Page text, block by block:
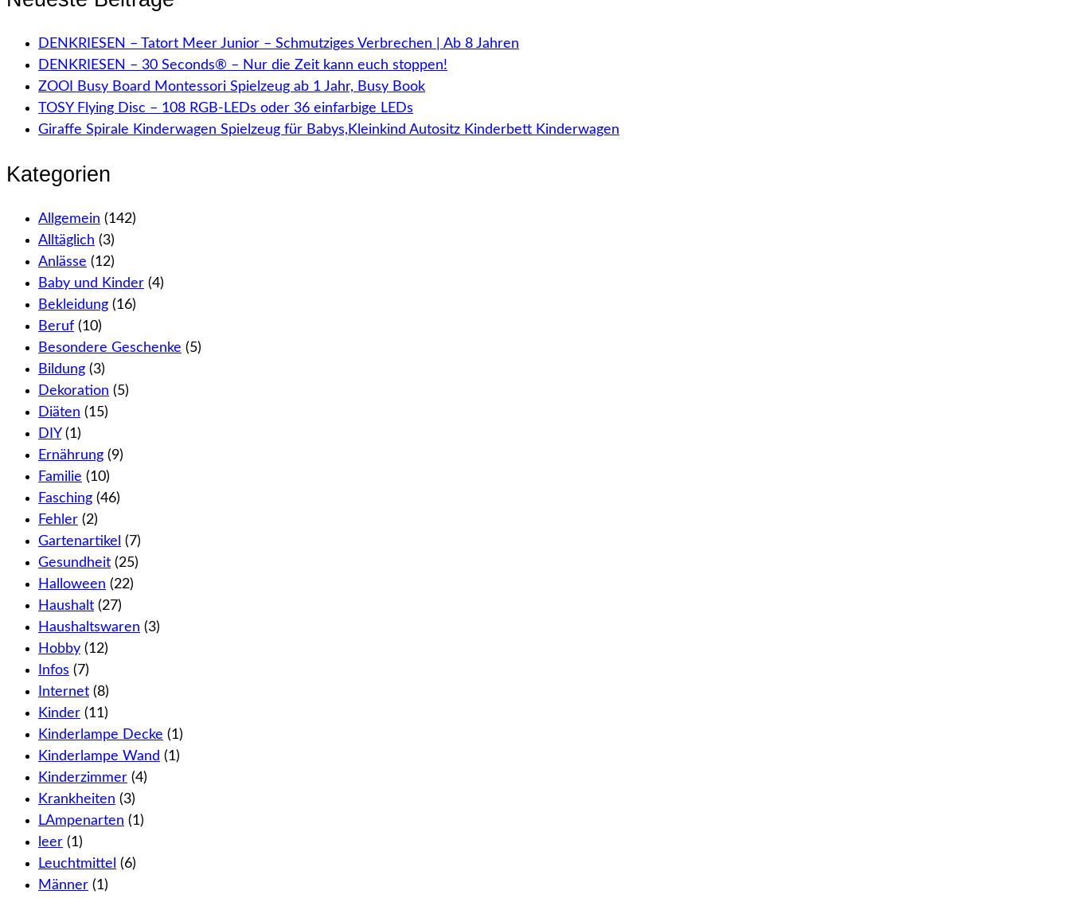
DENKRIESEN – Tatort Meer Junior – Schmutziges Verbrechen | Ab 8 Jahren
DENKRIESEN – 30 Seconds® – Nur die Zeit kann euch stoppen!
ZOOI Busy Board Montessori Spielzeug ab 1 Jahr, Busy Book
TOSY Flying Disc – 108 RGB-LEDs oder 36 einfarbige LEDs
Giraffe Spirale Kinderwagen Spielzeug für Babys,Kleinkind Autositz Kinderbett Kinderwagen
Kategorien
Allgemein (142)
Alltäglich (3)
Anlässe (12)
Baby und Kinder (4)
Bekleidung (16)
Beruf (10)
Besondere Geschenke (5)
Bildung (3)
Dekoration (5)
Diäten (15)
DIY(1)
Ernährung (9)
Familie (10)
Fasching (46)
Fehler (2)
Gartenartikel (7)
Gesundheit (25)
Halloween (22)
Haushalt (27)
Haushaltswaren (3)
Hobby (12)
Infos (7)
Internet (8)
Kinder (11)
Kinderlampe Decke (1)
Kinderlampe Wand (1)
Kinderzimmer (4)
Krankheiten (3)
LAmpenarten (1)
leer (1)
Leuchtmittel (6)
Männer (1)